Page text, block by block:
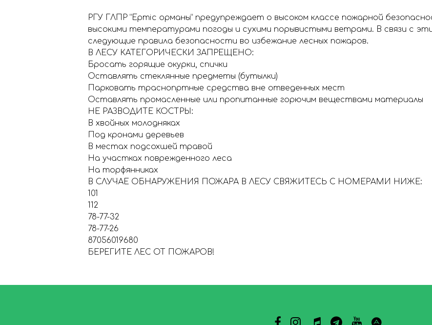
РГУ ГЛПР “Ертіс орманы” предупреждает о высоком классе пожарной
высокими температурами погоды и сухими порывистыми ветрами. В связи с
следующие правила безопасности во избежание лесных пожаров.
В ЛЕСУ КАТЕГОРИЧЕСКИ ЗАПРЕЩЕНО:
Бросать горящие окурки, спички
Оставлять стеклянные предметы (бутылки)
Парковать траснопртные средства вне отведенных мест
Оставлять промасленные или пропитанные горючим веществами материалы
НЕ РАЗВОДИТЕ КОСТРЫ:
В хвойных молодняках
Под кронами деревьев
В местах подсохшей травой
На участках поврежденного леса
На торфянниках
В СЛУЧАЕ ОБНАРУЖЕНИЯ ПОЖАРА В ЛЕСУ СВЯЖИТЕСЬ С НОМЕРАМИ НИЖЕ:
101
112
78-77-32
78-77-26
87056019680
БЕРЕГИТЕ ЛЕС ОТ ПОЖАРОВ!